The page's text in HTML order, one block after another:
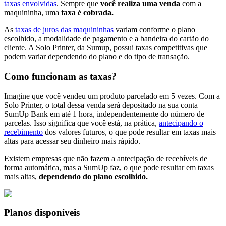
taxas envolvidas. Sempre que você realiza uma venda com a
maquininha, uma taxa é cobrada.
As taxas de juros das maquininhas variam conforme o plano
escolhido, a modalidade de pagamento e a bandeira do cartão do
cliente. A Solo Printer, da Sumup, possui taxas competitivas que
podem variar dependendo do plano e do tipo de transação.
Como funcionam as taxas?
Imagine que você vendeu um produto parcelado em 5 vezes. Com a
Solo Printer, o total dessa venda será depositado na sua conta
SumUp Bank em até 1 hora, independentemente do número de
parcelas. Isso significa que você está, na prática, antecipando o
recebimento dos valores futuros, o que pode resultar em taxas mais
altas para acessar seu dinheiro mais rápido.
Existem empresas que não fazem a antecipação de recebíveis de
forma automática, mas a SumUp faz, o que pode resultar em taxas
mais altas, dependendo do plano escolhido.
Planos disponíveis